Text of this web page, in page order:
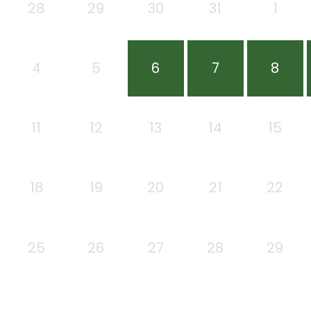
28 29 30 31 1
4 5 6 7 8
11 12 13 14 15
18 19 20 21 22
25 26 27 28 29